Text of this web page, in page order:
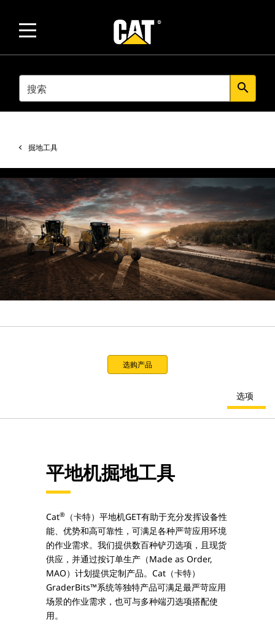
SEARCH search
掘地工具
选购产品
选项
平地机掘地工具
Cat®
（卡特）平地机GET有助于充分发挥设备性
能、优势和高可靠性，可满足各种严苛应用环境
的作业需求。我们提供数百种铲刃选项，且现货
供应，并通过按订单生产（Made as Order,
MAO）计划提供定制产品。Cat（卡特）
GraderBits™系统等独特产品可满足最严苛应用
场景的作业需求，也可与多种端刃选项搭配使
用。